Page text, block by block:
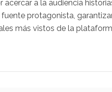
a la audiencia
protagonista,
más vistos de la